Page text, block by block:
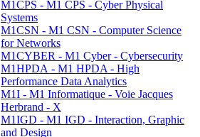
M1CPS - M1 CPS - Cyber Physical
Systems
M1CSN - M1 CSN - Computer Science
for Networks
M1CYBER - M1 Cyber - Cybersecurity
M1HPDA - M1 HPDA - High
Performance Data Analytics
M1I - M1 Informatique - Voie Jacques
Herbrand - X
M1IGD - M1 IGD - Interaction, Graphic
and Design